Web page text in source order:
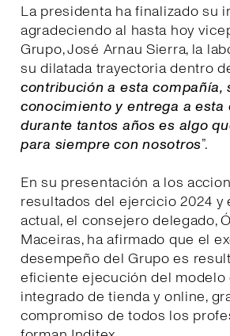
La presidenta ha finalizado su
agradeciendo al hasta hoy
Grupo, José Arnau Sierra, la
su dilatada trayectoria dentro
contribución a esta compañía,
conocimiento y entrega a esta
durante tantos años es algo
para siempre con nosotros”.
En su presentación a los
resultados del ejercicio 2024 y
actual, el consejero delegado,
Maceiras, ha afirmado que el
desempeño del Grupo es
eficiente ejecución del modelo
integrado de tienda y online,
compromiso de todos los